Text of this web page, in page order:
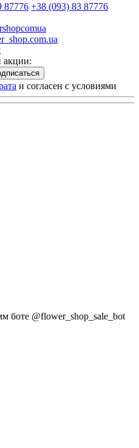
87776 +38 (093) 83 87776
акции:
и согласен с условиями
боте @flower_shop_sale_bot